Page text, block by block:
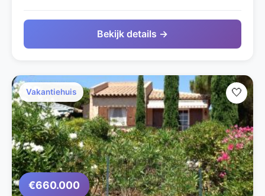
Bekijk details →
Vakantiehuis
€660.000
🤍